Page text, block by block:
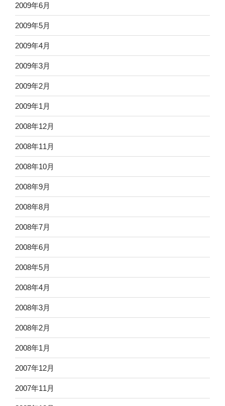
2009年6月
2009年5月
2009年4月
2009年3月
2009年2月
2009年1月
2008年12月
2008年11月
2008年10月
2008年9月
2008年8月
2008年7月
2008年6月
2008年5月
2008年4月
2008年3月
2008年2月
2008年1月
2007年12月
2007年11月